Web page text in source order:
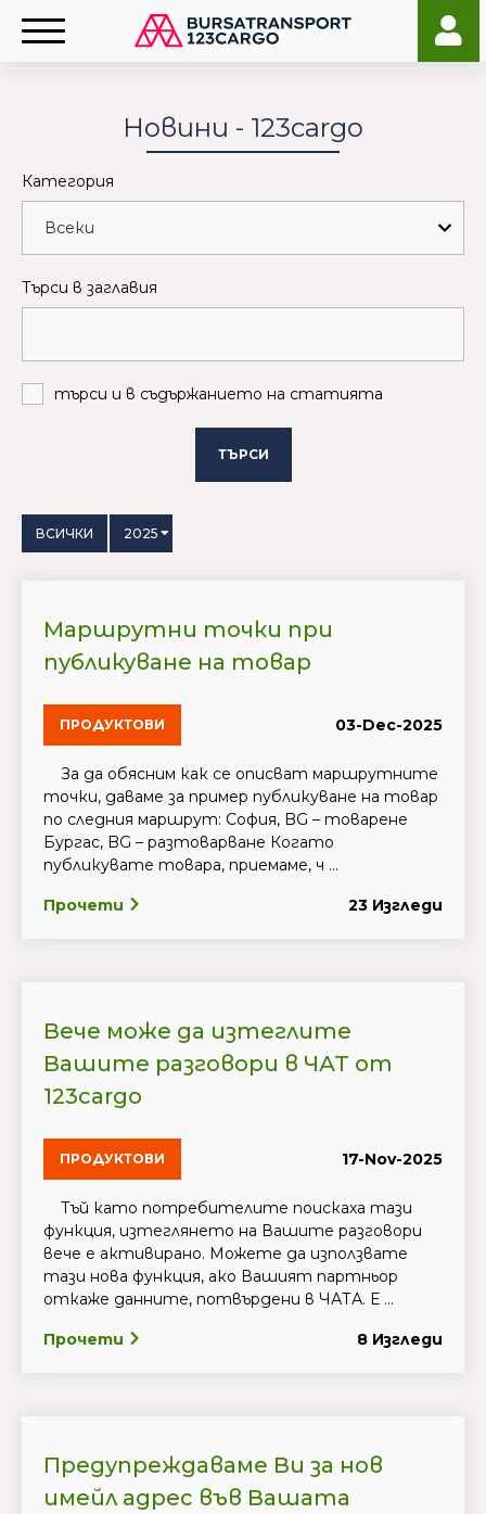
Новини - 123cargo
Категория
Търси в заглавия
търси и в съдържанието на статията
ТЪРСИ
ВСИЧКИ 2025
Маршрутни точки при
публикуване на товар
ПРОДУКТОВИ 03-Dec-2025
За да обясним как се описват маршрутните
точки, даваме за пример публикуване на товар
по следния маршрут: София, BG – товарене
Бургас, BG – разтоварване Когато
публикувате товара, приемаме, ч ...
Прочети 23 Изгледи
Вече може да изтеглите
Вашите разговори в ЧАТ от
123cargo
ПРОДУКТОВИ 17-Nov-2025
Тъй като потребителите поискаха тази
функция, изтеглянето на Вашите разговори
вече е активирано. Можете да използвате
тази нова функция, ако Вашият партньор
откаже данните, потвърдени в ЧАТА. Е ...
Прочети 8 Изгледи
Предупреждаваме Ви за нов
имейл адрес във Вашата